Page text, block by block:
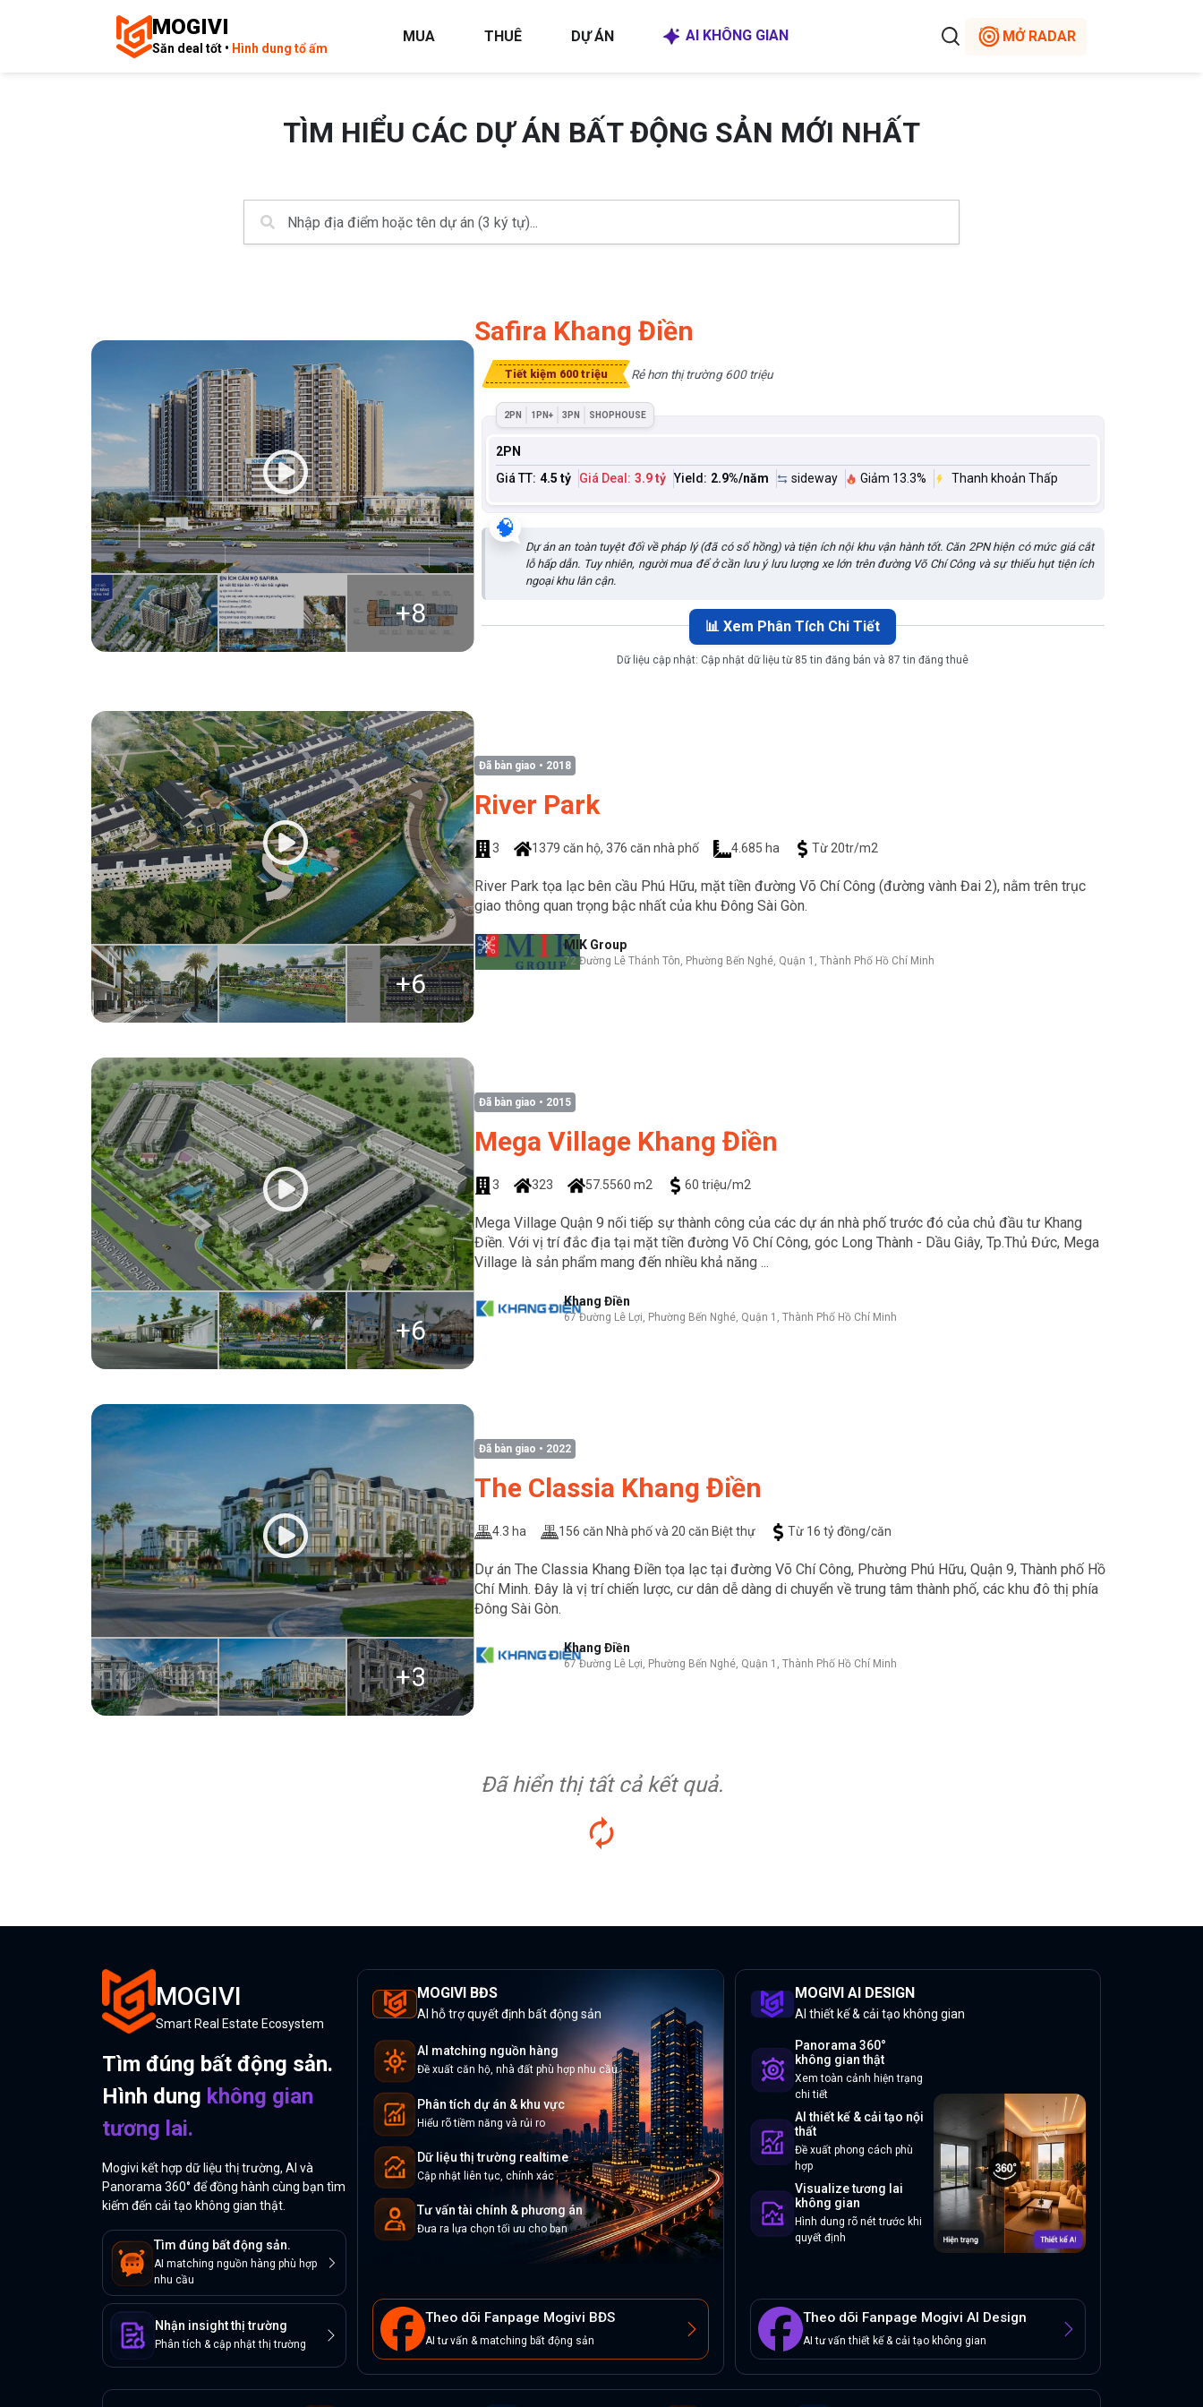
MOGIVI
Săn deal tốt • Hình dung tổ ấm
MUA THUÊ DỰ ÁN AI KHÔNG GIAN MỞ RADAR
TÌM HIỂU CÁC DỰ ÁN BẤT ĐỘNG SẢN MỚI NHẤT
+8
Safira Khang Điền
Tiết kiệm 600 triệu Rẻ hơn thị trường 600 triệu
2PN 1PN+ 3PN SHOPHOUSE
2PN
Giá TT: 4.5 tỷ Giá Deal: 3.9 tỷ Yield: 2.9%/năm sideway Giảm 13.3% Thanh khoản Thấp
🧠
Dự án an toàn tuyệt đối về pháp lý (đã có sổ hồng) và tiện ích nội khu vận hành tốt. Căn 2PN hiện có mức giá cắt
lỗ hấp dẫn. Tuy nhiên, người mua để ở cần lưu ý lưu lượng xe lớn trên đường Võ Chí Công và sự thiếu hụt tiện ích
ngoại khu lân cận.
📊 Xem Phân Tích Chi Tiết
Dữ liệu cập nhật: Cập nhật dữ liệu từ 85 tin đăng bán và 87 tin đăng thuê
+6
Đã bàn giao • 2018
River Park
3 1379 căn hộ, 376 căn nhà phố 4.685 ha Từ 20tr/m2
River Park tọa lạc bên cầu Phú Hữu, mặt tiền đường Võ Chí Công (đường vành Đai 2), nằm trên trục
giao thông quan trọng bậc nhất của khu Đông Sài Gòn.
MIK Group
72 Đường Lê Thánh Tôn, Phường Bến Nghé, Quận 1, Thành Phố Hồ Chí Minh
+6
Đã bàn giao • 2015
Mega Village Khang Điền
3 323 57.5560 m2 60 triệu/m2
Mega Village Quận 9 nối tiếp sự thành công của các dự án nhà phố trước đó của chủ đầu tư Khang
Điền. Với vị trí đắc địa tại mặt tiền đường Võ Chí Công, góc Long Thành - Dầu Giây, Tp.Thủ Đức, Mega
Village là sản phẩm mang đến nhiều khả năng ...
Khang Điền
67 Đường Lê Lợi, Phường Bến Nghé, Quận 1, Thành Phố Hồ Chí Minh
+3
Đã bàn giao • 2022
The Classia Khang Điền
4.3 ha 156 căn Nhà phố và 20 căn Biệt thự Từ 16 tỷ đồng/căn
Dự án The Classia Khang Điền tọa lạc tại đường Võ Chí Công, Phường Phú Hữu, Quận 9, Thành phố Hồ
Chí Minh. Đây là vị trí chiến lược, cư dân dễ dàng di chuyển về trung tâm thành phố, các khu đô thị phía
Đông Sài Gòn.
Khang Điền
67 Đường Lê Lợi, Phường Bến Nghé, Quận 1, Thành Phố Hồ Chí Minh
Đã hiển thị tất cả kết quả.
MOGIVI
Smart Real Estate Ecosystem
Tìm đúng bất động sản.
Hình dung không gian
tương lai.
Mogivi kết hợp dữ liệu thị trường, AI và
Panorama 360° để đồng hành cùng bạn tìm
kiếm đến cải tạo không gian thật.
Tìm đúng bất động sản.
AI matching nguồn hàng phù hợp
nhu cầu
Nhận insight thị trường
Phân tích & cập nhật thị trường
MOGIVI BĐS
AI hỗ trợ quyết định bất động sản
AI matching nguồn hàng
Đề xuất căn hộ, nhà đất phù hợp nhu cầu
Phân tích dự án & khu vực
Hiểu rõ tiềm năng và rủi ro
Dữ liệu thị trường realtime
Cập nhật liên tục, chính xác
Tư vấn tài chính & phương án
Đưa ra lựa chọn tối ưu cho bạn
Theo dõi Fanpage Mogivi BĐS
AI tư vấn & matching bất động sản
MOGIVI AI DESIGN
AI thiết kế & cải tạo không gian
Panorama 360°
không gian thật
Xem toàn cảnh hiện trạng
chi tiết
AI thiết kế & cải tạo nội
thất
Đề xuất phong cách phù
hợp
Visualize tương lai
không gian
Hình dung rõ nét trước khi
quyết định
Theo dõi Fanpage Mogivi AI Design
AI tư vấn thiết kế & cải tạo không gian